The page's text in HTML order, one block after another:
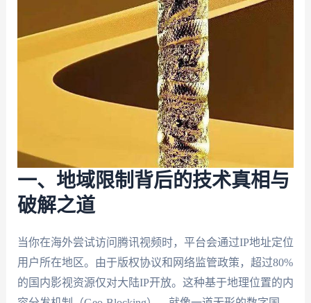
一、地域限制背后的技术真相与
破解之道
当你在海外尝试访问腾讯视频时，平台会通过IP地址定位
用户所在地区。由于版权协议和网络监管政策，超过80%
的国内影视资源仅对大陆IP开放。这种基于地理位置的内